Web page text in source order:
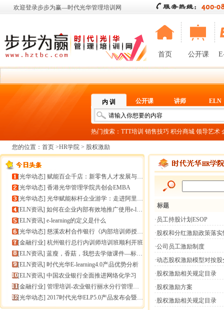
欢迎登录步步为赢—时代光华管理培训网
首页 公开课
内 训 公开课 讲师 ELN
热门搜索： TTT培训 销售技巧 积分商城 领导艺术
您的位置： 首页 >HR学院 > 股权激励
[光华动态] 赋能百企千店：新零售人才发展与组织能力微诊断
[光华动态] 香港光华管理学院共创会EMBA
[光华动态] 光华赋能标杆企业游学：走进阿里巴巴+绿城管理集团
[ELN资讯] 如何在企业内部有效地推广使用e-learning
[ELN资讯] e-learning的定义是什么
[光华动态] 慈溪农村合作银行《内部培训师授课技能提升》报导
[金融行业] 杭州银行总行内训师培训班顺利开班
[ELN资讯] 蓝瘦，香菇，我想去学做课件—标准课件制作分享会
[ELN资讯] 时代光华E-learning4.0产品优势分析
[ELN资讯] 中国农业银行全面推进网络化学习
[金融行业] 管理培训-农业银行丽水分行管理培训
[光华动态] 2017时代光华ELP5.0产品发布会暨构建企业员工
标题
·员工持股计划ESOP
·股权和分红激励政策落
·公司员工激励制度
·动态股权激励模型对按
·股权激励相关规定目录
·股权激励方案
·股权激励相关规定目录